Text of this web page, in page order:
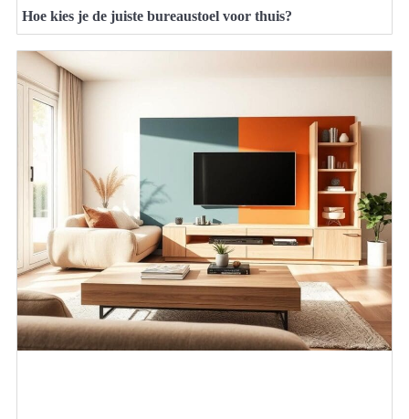
Hoe kies je de juiste bureaustoel voor thuis?